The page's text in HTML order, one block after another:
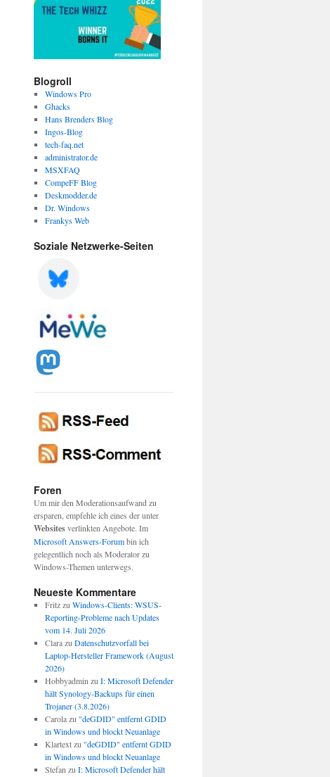
Blogroll
Windows Pro
Ghacks
Hans Brenders Blog
Ingos-Blog
tech-faq.net
administrator.de
MSXFAQ
CompeFF Blog
Deskmodder.de
Dr. Windows
Frankys Web
Soziale Netzwerke-Seiten
Foren
Um mir den Moderationsaufwand zu
ersparen, empfehle ich eines der unter
Websitesverlinkten Angebote. Im
Microsoft Answers-Forumbin ich
gelegentlich noch als Moderator zu
Windows-Themen unterwegs.
Neueste Kommentare
Fritzzu Windows-Clients: WSUS-
Reporting-Probleme nach Updates
vom 14. Juli 2026
Clarazu Datenschutzvorfall bei
Laptop-Hersteller Framework (August
2026)
Hobbyadmin zu I: Microsoft Defender
hält Synology-Backups für einen
Trojaner (3.8.2026)
Carolazu "deGDID" entfernt GDID
in Windows und blockt Neuanlage
Klartextzu "deGDID" entfernt GDID
in Windows und blockt Neuanlage
Stefan zu I: Microsoft Defender hält